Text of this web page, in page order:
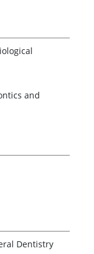
and
Dentistry